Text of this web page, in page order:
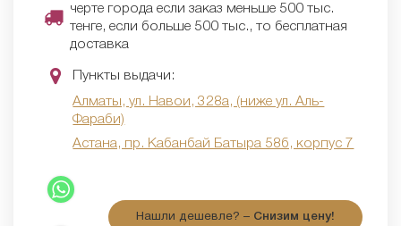
черте города если заказ меньше 500 тыс.
тенге, если больше 500 тыс., то бесплатная
доставка
Пункты выдачи:
Алматы, ул. Навои, 328а, (ниже ул. Аль-
Фараби)
Астана, пр. Кабанбай Батыра 58б, корпус 7
Нашли дешевле? – Снизим цену!